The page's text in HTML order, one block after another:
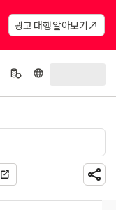
광고 대행 알아보기